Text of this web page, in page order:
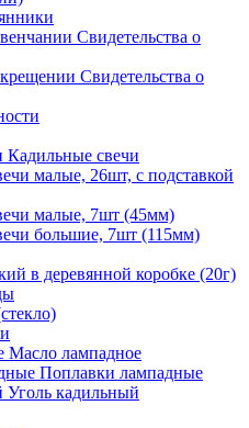
Свидетельства о
Свидетельства о
Кадильные свечи
малые, 26шт, с подставкой
малые, 7шт (45мм)
большие, 7шт (115мм)
в деревянной коробке (20г)
Масло лампадное
Поплавки лампадные
Уголь кадильный